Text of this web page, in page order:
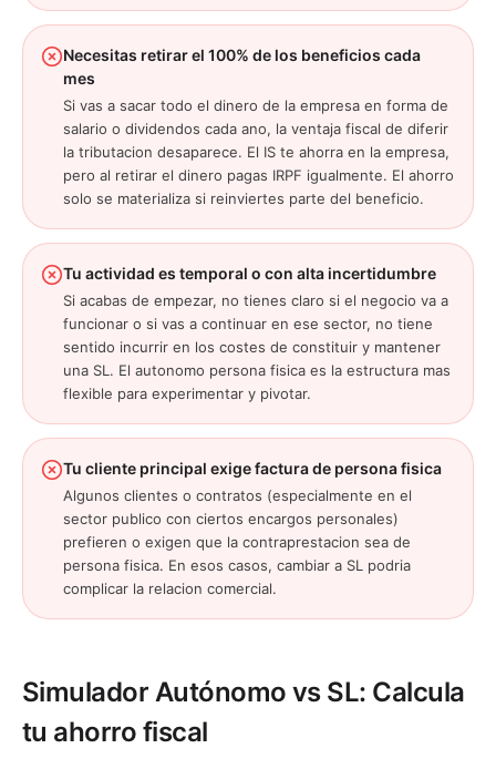
Necesitas retirar el 100% de los beneficios cada
mes
Si vas a sacar todo el dinero de la empresa en forma de
salario o dividendos cada ano, la ventaja fiscal de diferir
la tributacion desaparece. El IS te ahorra en la empresa,
pero al retirar el dinero pagas IRPF igualmente. El ahorro
solo se materializa si reinviertes parte del beneficio.
Tu actividad es temporal o con alta incertidumbre
Si acabas de empezar, no tienes claro si el negocio va a
funcionar o si vas a continuar en ese sector, no tiene
sentido incurrir en los costes de constituir y mantener
una SL. El autonomo persona fisica es la estructura mas
flexible para experimentar y pivotar.
Tu cliente principal exige factura de persona fisica
Algunos clientes o contratos (especialmente en el
sector publico con ciertos encargos personales)
prefieren o exigen que la contraprestacion sea de
persona fisica. En esos casos, cambiar a SL podria
complicar la relacion comercial.
Simulador Autónomo vs SL: Calcula
tu ahorro fiscal